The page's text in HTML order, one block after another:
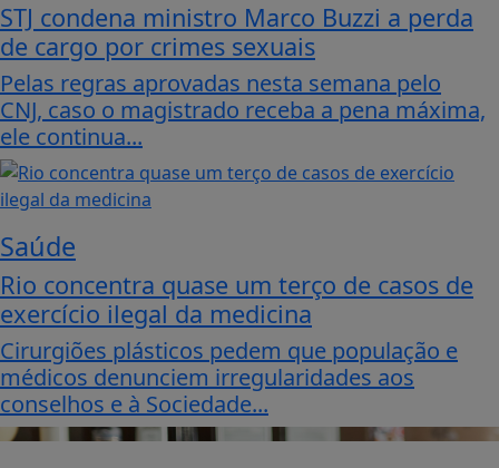
STJ condena ministro Marco Buzzi a perda
de cargo por crimes sexuais
Pelas regras aprovadas nesta semana pelo
CNJ, caso o magistrado receba a pena máxima,
ele continua...
Saúde
Rio concentra quase um terço de casos de
exercício ilegal da medicina
Cirurgiões plásticos pedem que população e
médicos denunciem irregularidades aos
conselhos e à Sociedade...